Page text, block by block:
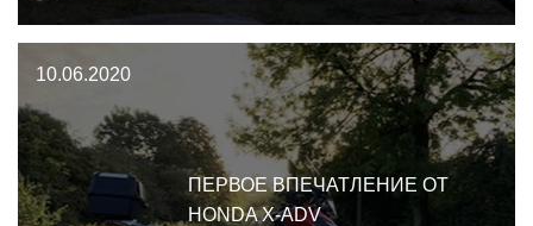
работу в город, по сотне
километров в один конец. Какой
байк вы бы выбрали? Я вот
например так
10.06.2020
ПЕРВОЕ ВПЕЧАТЛЕНИЕ ОТ
HONDA X-ADV